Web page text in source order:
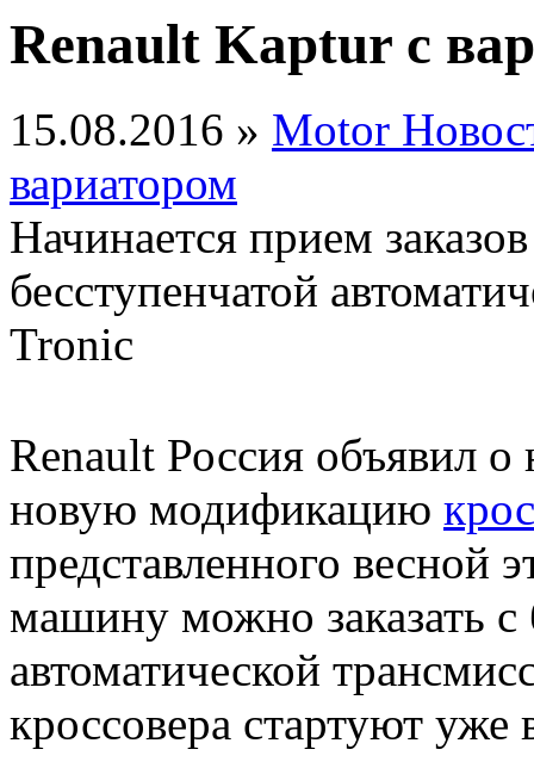
Renault Kaptur с
15.08.2016 » Motor
вариатором
Начинается прием
бесступенчатой
Tronic
Renault Россия объявил о
новую модификацию
представленного весной
машину можно заказать с
автоматической
кроссовера стартуют уже